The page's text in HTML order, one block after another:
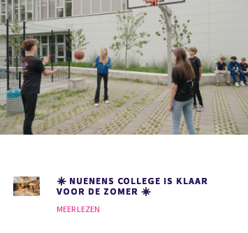
☀️ NUENENS COLLEGE IS KLAAR
VOOR DE ZOMER ☀️
MEER LEZEN